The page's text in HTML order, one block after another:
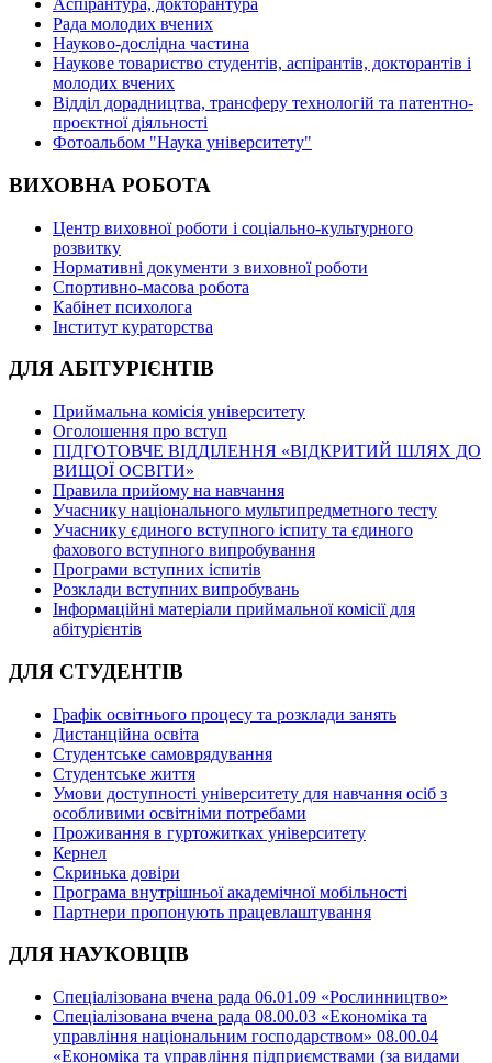
Аспірантура, докторантура
Рада молодих вчених
Науково-дослідна частина
Наукове товариство студентів, аспірантів, докторантів і
молодих вчених
Відділ дорадництва, трансферу технологій та патентно-
проєктної діяльності
Фотоальбом "Наука університету"
ВИХОВНА РОБОТА
Центр виховної роботи і соціально-культурного
розвитку
Нормативні документи з виховної роботи
Спортивно-масова робота
Кабінет психолога
Інститут кураторства
ДЛЯ АБІТУРІЄНТІВ
Приймальна комісія університету
Оголошення про вступ
ПІДГОТОВЧЕ ВІДДІЛЕННЯ «ВІДКРИТИЙ ШЛЯХ ДО
ВИЩОЇ ОСВІТИ»
Правила прийому на навчання
Учаснику національного мультипредметного тесту
Учаснику єдиного вступного іспиту та єдиного
фахового вступного випробування
Програми вступних іспитів
Розклади вступних випробувань
Інформаційні матеріали приймальної комісії для
абітурієнтів
ДЛЯ СТУДЕНТІВ
Графік освітнього процесу та розклади занять
Дистанційна освіта
Студентське самоврядування
Студентське життя
Умови доступності університету для навчання осіб з
особливими освітніми потребами
Проживання в гуртожитках університету
Кернел
Скринька довіри
Програма внутрішньої академічної мобільності
Партнери пропонують працевлаштування
ДЛЯ НАУКОВЦІВ
Спеціалізована вчена рада 06.01.09 «Рослинництво»
Спеціалізована вчена рада 08.00.03 «Економіка та
управління національним господарством» 08.00.04
«Економіка та управління підприємствами (за видами